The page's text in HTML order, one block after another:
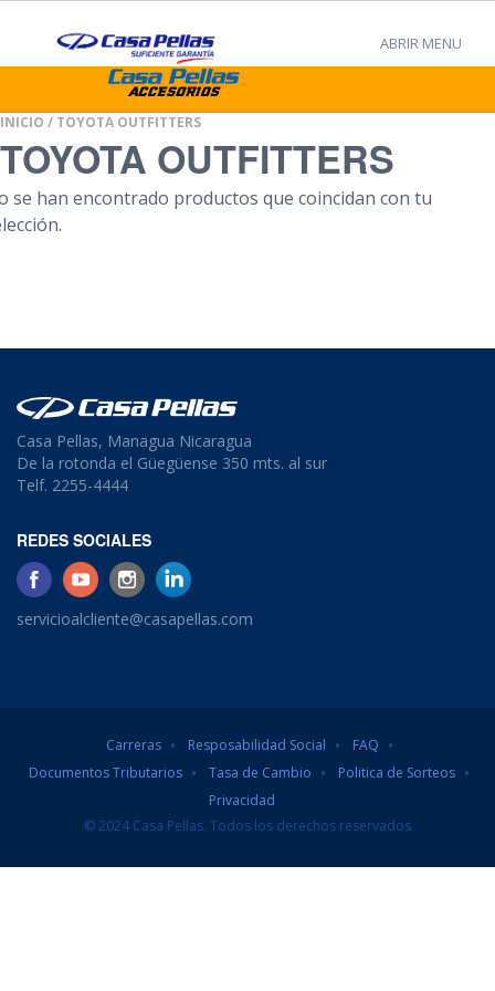
ABRIR MENU
INICIO / TOYOTA OUTFITTERS
TOYOTA OUTFITTERS
se han encontrado productos que coincidan con tu
Casa Pellas, Managua Nicaragua
De la rotonda el Güegüense 350 mts. al sur
Telf. 2255-4444
REDES SOCIALES
servicioalcliente@casapellas.com
Carreras Resposabilidad Social
FAQ
Documentos Tributarios
Tasa de Cambio
Politica de Sorteos
Privacidad
© 2024 Casa Pellas. Todos los derechos reservados